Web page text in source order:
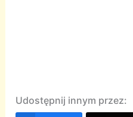
Udostępnij innym przez: